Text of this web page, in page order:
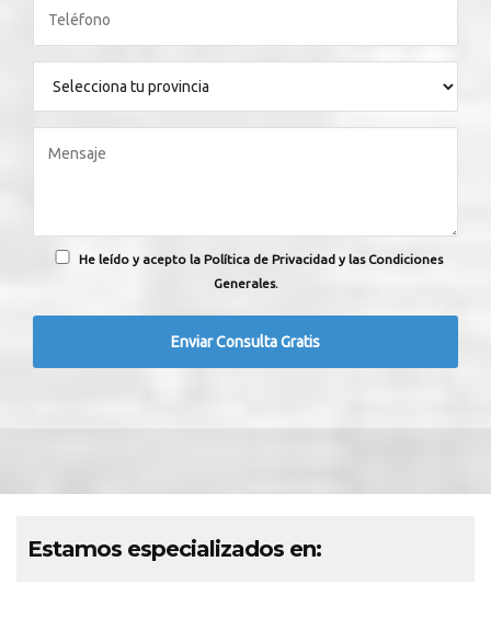
He leído y acepto la Política de Privacidad y las Condiciones
Generales.
Estamos especializados en: